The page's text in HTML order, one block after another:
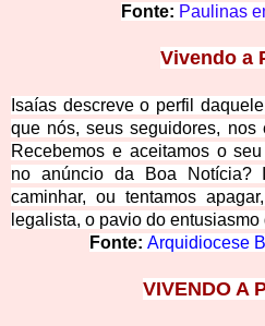
Fonte: Paulinas
Vivendo a
Isaías descreve o perfil
que nós, seus seguidores, nos
Recebemos e aceitamos o
no anúncio da Boa Notícia?
caminhar, ou tentamos
legalista, o pavio do
Fonte: Arquidiocese
VIVENDO A